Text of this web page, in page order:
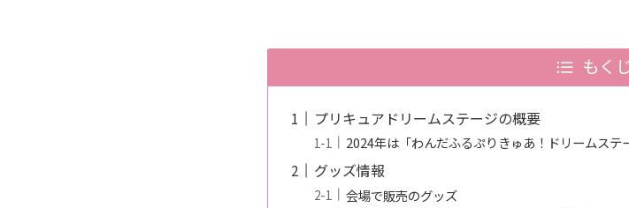
もく
プリキュアドリームステージの概要
2024年は「わんだふるぷりきゅあ！ドリームステ
グッズ情報
会場で販売のグッズ